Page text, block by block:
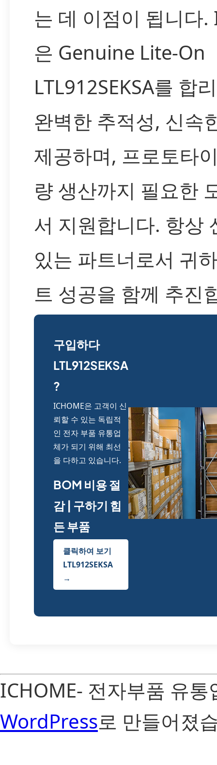
는 데 이점이 됩니다.
은 Genuine Lite-On
LTL912SEKSA를 합
완벽한 추적성, 신속
제공하며, 프로토타
량 생산까지 필요한
서 지원합니다. 항상
있는 파트너로서 귀
트 성공을 함께 추진
구입하다
LTL912SEKSA
?
ICHOME은 고객이 신
뢰할 수 있는 독립적
인 전자 부품 유통업
체가 되기 위해 최선
을 다하고 있습니다.
BOM 비용 절
감 | 구하기 힘
든 부품
클릭하여 보기
LTL912SEKSA
→
ICHOME- 전자부품 유
WordPress로 만들어졌